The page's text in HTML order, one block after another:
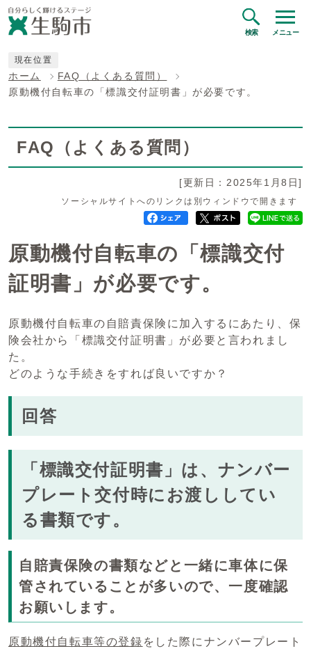
検索 メニュー
現在位置
ホーム
FAQ（よくある質問）
原動機付自転車の「標識交付証明書」が必要です。
FAQ（よくある質問）
[更新日：2025年1月8日]
ソーシャルサイトへのリンクは別ウィンドウで開きます
原動機付自転車の「標識交付
証明書」が必要です。
原動機付自転車の自賠責保険に加入するにあたり、保
険会社から「標識交付証明書」が必要と言われまし
た。
どのような手続きをすれば良いですか？
回答
「標識交付証明書」は、ナンバー
プレート交付時にお渡ししてい
る書類です。
自賠責保険の書類などと一緒に車体に保
管されていることが多いので、一度確認
お願いします。
原動機付自転車等の登録 をした際にナンバープレート